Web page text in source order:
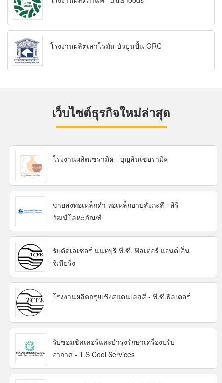
โรงงานผลิตเสาโรมัน บัวปูนปั้น GRC
เว็บไซต์ธุรกิจใหม่ล่าสุด
โรงงานผลิตเซรามิค - บุญสินเซอรามิค
ขายส่งท่อเหล็กดำ ท่อเหล็กอาบสังกะสี - สิริ
วัฒน์โลหะภัณฑ์
รับตัดเลเซอร์ นนทบุรี ที.ซี. ฟิลเตอร์ แอนด์เอ็น
จิเนียริ่ง
โรงงานผลิตกรุยเชิงสแตนเลสสี - ที.ซี.ฟิลเตอร์
รับซ่อมชิลเลอร์และบำรุงรักษาเครื่องปรับ
อากาศ - T.S Cool Services